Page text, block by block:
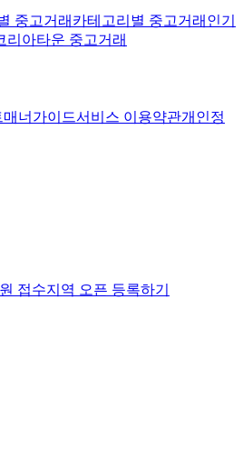
중고거래 카테고리별 중고거래 인기
리아타운 중고거래
매너가이드서비스 이용약관개인정
접수지역 오픈 등록하기